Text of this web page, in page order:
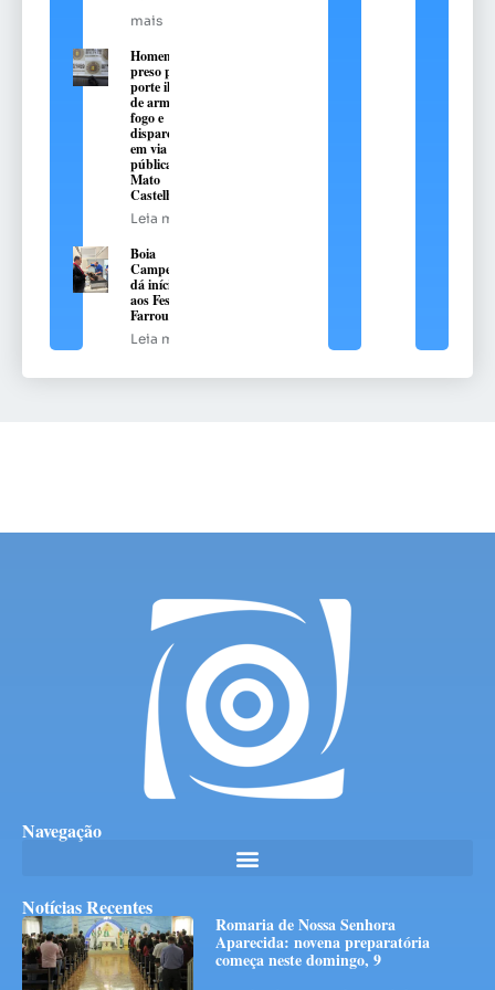
mais
Homem é
preso por
porte ilegal
de arma de
fogo e
disparos
em via
pública em
Mato
Castelhano
Leia mais
Boia
Campeira
dá início
aos Festejos
Farroupilha
Leia mais
Navegação
Notícias Recentes
Romaria de Nossa Senhora
Aparecida: novena preparatória
começa neste domingo, 9